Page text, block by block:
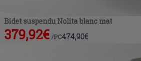
Bidet suspendu Nolita blanc mat
379,92€ /PC474,90€